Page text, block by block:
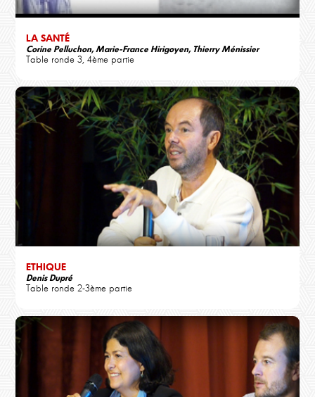
LA SANTÉ
Corine Pelluchon, Marie-France Hirigoyen, Thierry Ménissier
Table ronde 3, 4ème partie
ETHIQUE
Denis Dupré
Table ronde 2-3ème partie